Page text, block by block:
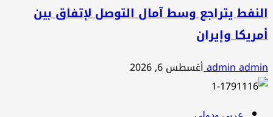
النفط يتراجع وسط آمال التوصل لإتفاق بين
أمريكا وإيران
admin adminأغسطس 6, 2026